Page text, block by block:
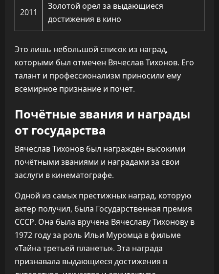
2011
Золотой орел за выдающиеся
достижения в кино
Это лишь небольшой список из наград,
которыми был отмечен Вячеслав Тихонов. Его
талант и профессионализм приносили ему
всемирное признание и почет.
Почётные звания и награды
от государства
Вячеслав Тихонов был награждён высокими
почётными званиями и наградами за свои
заслуги в кинематографе.
Одной из самых престижных наград, которую
актёр получил, была Государственная премия
СССР. Она была вручена Вячеславу Тихонову в
1972 году за роль Ильи Муромца в фильме
«Тайна третьей планеты». Эта награда
признавала выдающиеся достижения в